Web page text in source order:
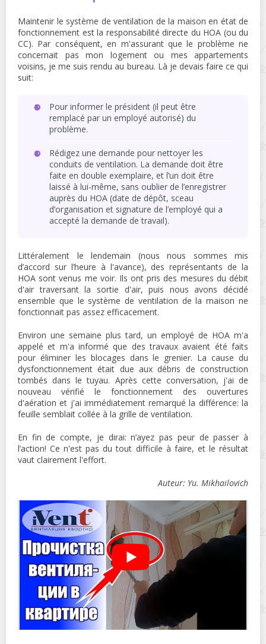
Maintenir le système de ventilation de la maison en état de
fonctionnement est la responsabilité directe du HOA (ou du
CC). Par conséquent, en m'assurant que le problème ne
concernait pas mon logement ou mes appartements
voisins, je me suis rendu au bureau. Là je devais faire ce qui
suit:
Pour informer le président (il peut être
remplacé par un employé autorisé) du
problème.
Rédigez une demande pour nettoyer les
conduits de ventilation. La demande doit être
faite en double exemplaire, et l’un doit être
laissé à lui-même, sans oublier de l’enregistrer
auprès du HOA (date de dépôt, sceau
d’organisation et signature de l’employé qui a
accepté la demande de travail).
Littéralement le lendemain (nous nous sommes mis
d’accord sur l’heure à l'avance), des représentants de la
HOA sont venus me voir. Ils ont pris des mesures du débit
d'air traversant la sortie d'air, puis nous avons décidé
ensemble que le système de ventilation de la maison ne
fonctionnait pas assez efficacement.
Environ une semaine plus tard, un employé de HOA m'a
appelé et m'a informé que des travaux avaient été faits
pour éliminer les blocages dans le grenier. La cause du
dysfonctionnement était due aux débris de construction
tombés dans le tuyau. Après cette conversation, j'ai de
nouveau vérifié le fonctionnement des ouvertures
d'aération et j'ai immédiatement remarqué la différence: la
feuille semblait collée à la grille de ventilation.
En fin de compte, je dirai: n’ayez pas peur de passer à
l’action! Ce n'est pas du tout difficile à faire, et le résultat
vaut clairement l'effort.
Auteur: Yu. Mikhailovich